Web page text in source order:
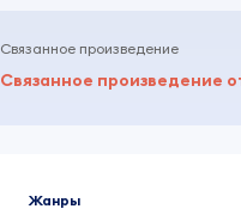
Связанное произведение
Связанное произведение
Жанры